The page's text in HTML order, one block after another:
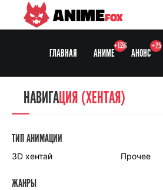
ANIMEFOX
ГЛАВНАЯ АНИМЕ
+1356
АНОНС
+25
НАВИГАЦИЯ
СЕЗОНЫ
Anidub
НАВИГАЦИЯ (ХЕНТАЯ)
ТИП АНИМАЦИИ
3D хентай Прочее
ЖАНРЫ